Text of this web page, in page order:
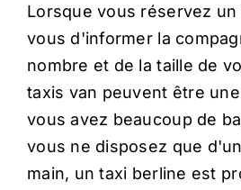
Lorsque vous réservez
vous d'informer la
nombre et de la taille de
taxis van peuvent être
vous avez beaucoup de
vous ne disposez que
main, un taxi berline est